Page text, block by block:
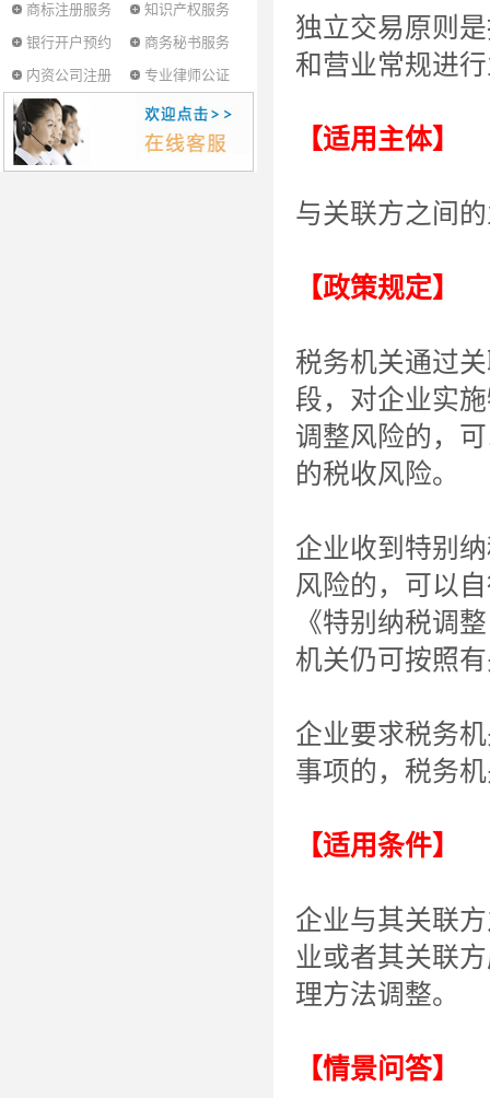
商标注册服务
知识产权服务
银行开户预约
商务秘书服务
内资公司注册
专业律师公证
独立交易原则
和营业常规进
【适用主体】
与关联方之间
【政策规定】
税务机关通过
段，对企业实
调整风险的，
的税收风险。
企业收到特别
风险的，可以
《特别纳税调
机关仍可按照
企业要求税务
事项的，税务
【适用条件】
企业与其关联
业或者其关联
理方法调整。
【情景问答】